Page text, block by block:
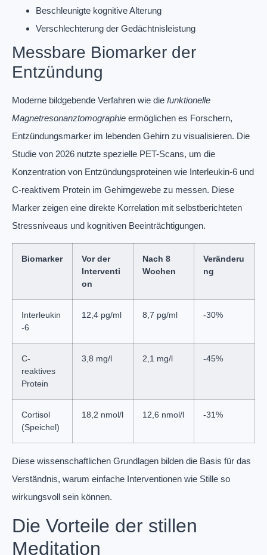
Beschleunigte kognitive Alterung
Verschlechterung der Gedächtnisleistung
Messbare Biomarker der
Entzündung
Moderne bildgebende Verfahren wie die funktionelle
Magnetresonanztomographie ermöglichen es Forschern,
Entzündungsmarker im lebenden Gehirn zu visualisieren. Die
Studie von 2026 nutzte spezielle PET-Scans, um die
Konzentration von Entzündungsproteinen wie Interleukin-6 und
C-reaktivem Protein im Gehirngewebe zu messen. Diese
Marker zeigen eine direkte Korrelation mit selbstberichteten
Stressniveaus und kognitiven Beeinträchtigungen.
Biomarker
Vor der
Interventi
on
Nach 8
Wochen
Veränderu
ng
Interleukin
-6
12,4 pg/ml 8,7 pg/ml -30%
C-
reaktives
Protein
3,8 mg/l 2,1 mg/l -45%
Cortisol
(Speichel)
18,2 nmol/l 12,6 nmol/l -31%
Diese wissenschaftlichen Grundlagen bilden die Basis für das
Verständnis, warum einfache Interventionen wie Stille so
wirkungsvoll sein können.
Die Vorteile der stillen
Meditation